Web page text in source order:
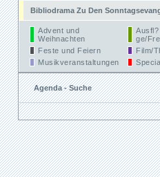
Bibliodrama Zu Den
Advent und
Weihnachten
Ausfl?
ge/
Feste und Feiern
Film/
Musikveranstaltungen
Agenda - Suche